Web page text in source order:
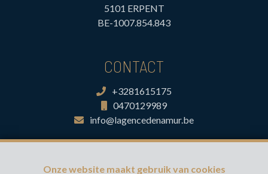
Onze website maakt gebruik van cookies
5101 ERPENT
BE-1007.854.843
CONTACT
+3281615175
0470129989
info@lagencedenamur.be
INFORMATIE